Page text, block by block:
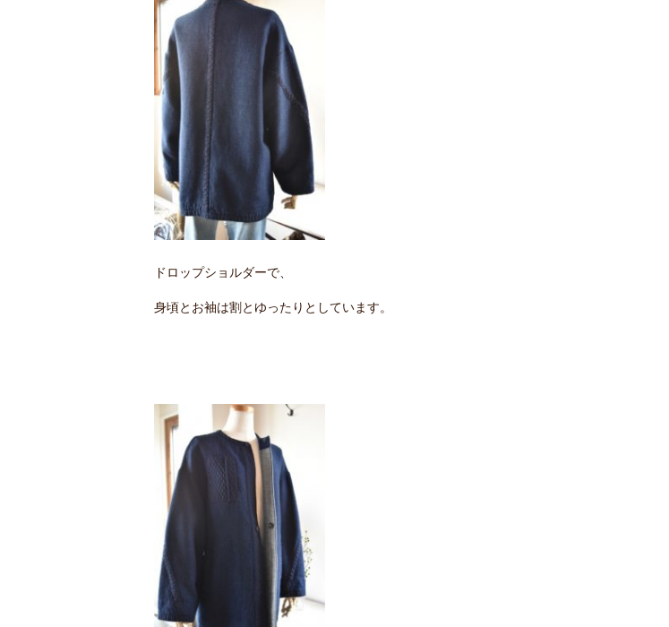
ドロップショルダーで、
身頃とお袖は割とゆったりとしています。